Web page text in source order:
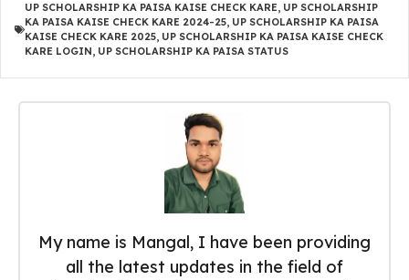
UP SCHOLARSHIP KA PAISA KAISE CHECK KARE, UP SCHOLARSHIP
KA PAISA KAISE CHECK KARE 2024-25, UP SCHOLARSHIP KA PAISA
KAISE CHECK KARE 2025, UP SCHOLARSHIP KA PAISA KAISE CHECK
KARE LOGIN, UP SCHOLARSHIP KA PAISA STATUS
My name is Mangal, I have been providing
all the latest updates in the field of